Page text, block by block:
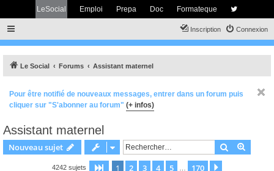
LeSocial Emploi Prepa Doc Formateque
Connexion
Inscription
Le Social Forums Assistant maternel
Pour être notifié de nouveaux messages, entrer dans un forum puis
cliquer sur "S'abonner au forum" (+ infos)
Assistant maternel
Nouveau sujet Rechercher
4242 sujets Page 1sur170
1 2 3 4 5 170